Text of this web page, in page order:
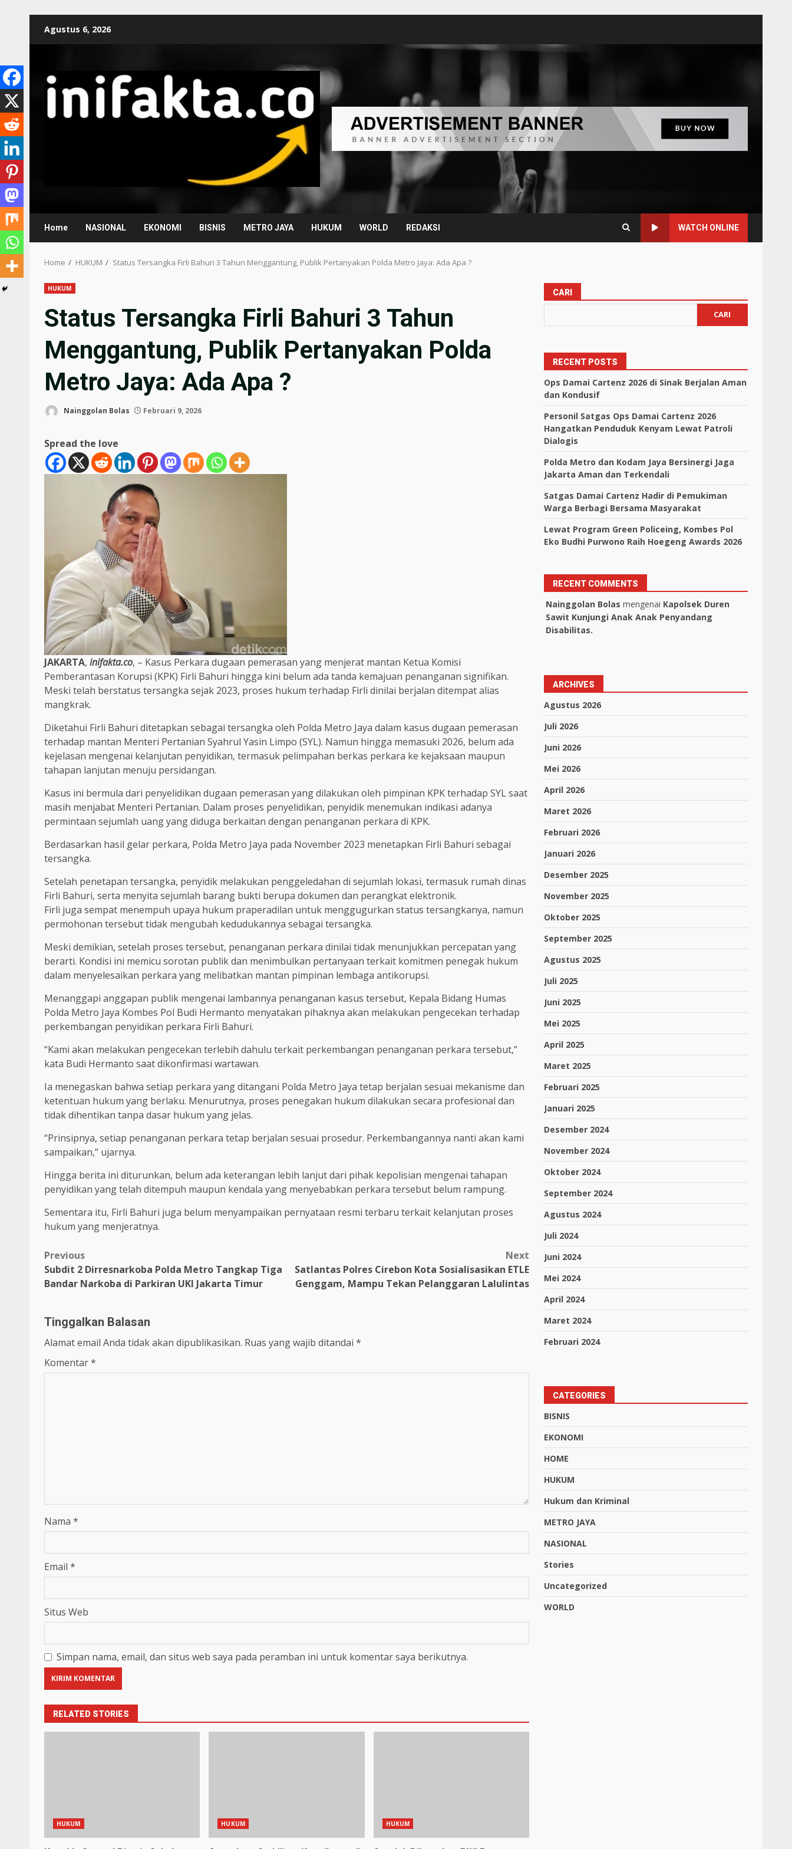
Agustus 6, 2026
Home NASIONAL EKONOMI BISNIS METRO JAYA HUKUM WORLD REDAKSI WATCH ONLINE
Home HUKUM Status Tersangka Firli Bahuri 3 Tahun Menggantung, Publik Pertanyakan Polda Metro Jaya: Ada Apa ?
HUKUM
Status Tersangka Firli Bahuri 3 Tahun
Menggantung, Publik Pertanyakan Polda
Metro Jaya: Ada Apa ?
Nainggolan Bolas Februari 9, 2026
Spread the love
JAKARTA, inifakta.co, – Kasus Perkara dugaan pemerasan yang menjerat mantan Ketua Komisi
Pemberantasan Korupsi (KPK) Firli Bahuri hingga kini belum ada tanda kemajuan penanganan signifikan.
Meski telah berstatus tersangka sejak 2023, proses hukum terhadap Firli dinilai berjalan ditempat alias
mangkrak.
Diketahui Firli Bahuri ditetapkan sebagai tersangka oleh Polda Metro Jaya dalam kasus dugaan pemerasan
terhadap mantan Menteri Pertanian Syahrul Yasin Limpo (SYL). Namun hingga memasuki 2026, belum ada
kejelasan mengenai kelanjutan penyidikan, termasuk pelimpahan berkas perkara ke kejaksaan maupun
tahapan lanjutan menuju persidangan.
Kasus ini bermula dari penyelidikan dugaan pemerasan yang dilakukan oleh pimpinan KPK terhadap SYL saat
masih menjabat Menteri Pertanian. Dalam proses penyelidikan, penyidik menemukan indikasi adanya
permintaan sejumlah uang yang diduga berkaitan dengan penanganan perkara di KPK.
Berdasarkan hasil gelar perkara, Polda Metro Jaya pada November 2023 menetapkan Firli Bahuri sebagai
tersangka.
Setelah penetapan tersangka, penyidik melakukan penggeledahan di sejumlah lokasi, termasuk rumah dinas
Firli Bahuri, serta menyita sejumlah barang bukti berupa dokumen dan perangkat elektronik.
Firli juga sempat menempuh upaya hukum praperadilan untuk menggugurkan status tersangkanya, namun
permohonan tersebut tidak mengubah kedudukannya sebagai tersangka.
Meski demikian, setelah proses tersebut, penanganan perkara dinilai tidak menunjukkan percepatan yang
berarti. Kondisi ini memicu sorotan publik dan menimbulkan pertanyaan terkait komitmen penegak hukum
dalam menyelesaikan perkara yang melibatkan mantan pimpinan lembaga antikorupsi.
Menanggapi anggapan publik mengenai lambannya penanganan kasus tersebut, Kepala Bidang Humas
Polda Metro Jaya Kombes Pol Budi Hermanto menyatakan pihaknya akan melakukan pengecekan terhadap
perkembangan penyidikan perkara Firli Bahuri.
“Kami akan melakukan pengecekan terlebih dahulu terkait perkembangan penanganan perkara tersebut,”
kata Budi Hermanto saat dikonfirmasi wartawan.
Ia menegaskan bahwa setiap perkara yang ditangani Polda Metro Jaya tetap berjalan sesuai mekanisme dan
ketentuan hukum yang berlaku. Menurutnya, proses penegakan hukum dilakukan secara profesional dan
tidak dihentikan tanpa dasar hukum yang jelas.
“Prinsipnya, setiap penanganan perkara tetap berjalan sesuai prosedur. Perkembangannya nanti akan kami
sampaikan,” ujarnya.
Hingga berita ini diturunkan, belum ada keterangan lebih lanjut dari pihak kepolisian mengenai tahapan
penyidikan yang telah ditempuh maupun kendala yang menyebabkan perkara tersebut belum rampung.
Sementara itu, Firli Bahuri juga belum menyampaikan pernyataan resmi terbaru terkait kelanjutan proses
hukum yang menjeratnya.
Previous
Subdit 2 Dirresnarkoba Polda Metro Tangkap Tiga
Bandar Narkoba di Parkiran UKI Jakarta Timur
Next
Satlantas Polres Cirebon Kota Sosialisasikan ETLE
Genggam, Mampu Tekan Pelanggaran Lalulintas
Tinggalkan Balasan
Alamat email Anda tidak akan dipublikasikan. Ruas yang wajib ditandai *
Komentar*
Nama *
Email *
Situs Web
Simpan nama, email, dan situs web saya pada peramban ini untuk komentar saya berikutnya.
RELATED STORIES
HUKUM HUKUM HUKUM
CARI
CARI
RECENT POSTS
Ops Damai Cartenz 2026 di Sinak Berjalan Aman
dan Kondusif
Personil Satgas Ops Damai Cartenz 2026
Hangatkan Penduduk Kenyam Lewat Patroli
Dialogis
Polda Metro dan Kodam Jaya Bersinergi Jaga
Jakarta Aman dan Terkendali
Satgas Damai Cartenz Hadir di Pemukiman
Warga Berbagi Bersama Masyarakat
Lewat Program Green Policeing, Kombes Pol
Eko Budhi Purwono Raih Hoegeng Awards 2026
RECENT COMMENTS
Nainggolan Bolas mengenai Kapolsek Duren
Sawit Kunjungi Anak Anak Penyandang
Disabilitas.
ARCHIVES
Agustus 2026
Juli 2026
Juni 2026
Mei 2026
April 2026
Maret 2026
Februari 2026
Januari 2026
Desember 2025
November 2025
Oktober 2025
September 2025
Agustus 2025
Juli 2025
Juni 2025
Mei 2025
April 2025
Maret 2025
Februari 2025
Januari 2025
Desember 2024
November 2024
Oktober 2024
September 2024
Agustus 2024
Juli 2024
Juni 2024
Mei 2024
April 2024
Maret 2024
Februari 2024
CATEGORIES
BISNIS
EKONOMI
HOME
HUKUM
Hukum dan Kriminal
METRO JAYA
NASIONAL
Stories
Uncategorized
WORLD